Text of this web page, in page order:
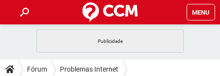
MENU
CELULAR FACEBOOK
DICAS
Fórum Problemas Internet